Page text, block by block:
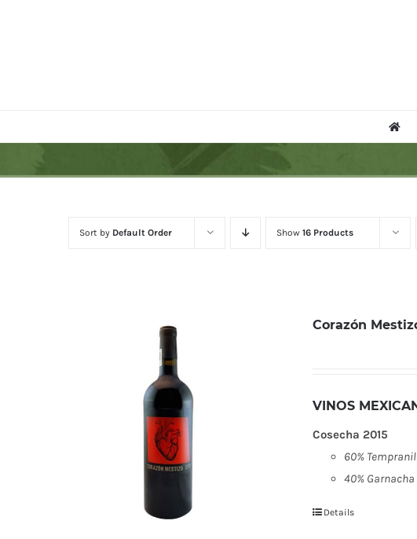
Sort by Default Order Show 16 Products
Corazón
VINOS
Cosecha 2015
60%
40% Garnacha
Details